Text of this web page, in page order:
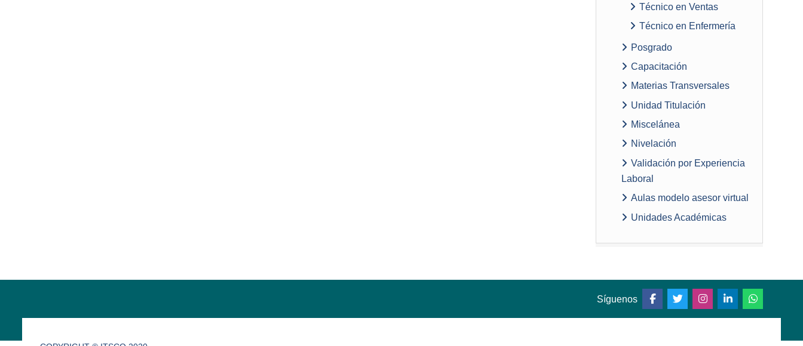
Técnico en Ventas
Técnico en Enfermería
Posgrado
Capacitación
Materias Transversales
Unidad Titulación
Miscelánea
Nivelación
Validación por Experiencia
Laboral
Aulas modelo asesor virtual
Unidades Académicas
Síguenos